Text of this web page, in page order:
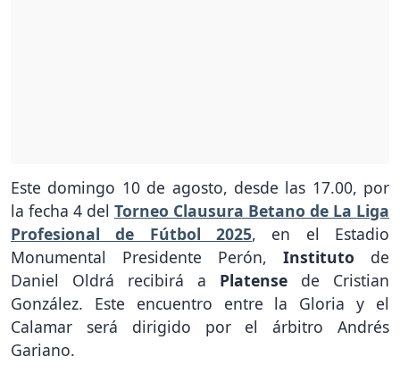
Este domingo 10 de agosto, desde las 17.00, por
la fecha 4 del Torneo Clausura Betano de La Liga
Profesional de Fútbol 2025, en el Estadio
Monumental Presidente Perón, Instituto de
Daniel Oldrá recibirá a Platense de Cristian
González. Este encuentro entre la Gloria y el
Calamar será dirigido por el árbitro Andrés
Gariano.